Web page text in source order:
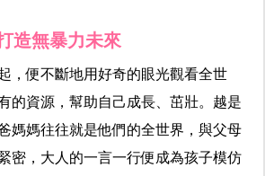
造無暴力未來
，便不斷地用好奇的眼光觀看全世
的資源，幫助自己成長、茁壯。越是
媽媽往往就是他們的全世界，與父母
密，大人的一言一行便成為孩子模仿